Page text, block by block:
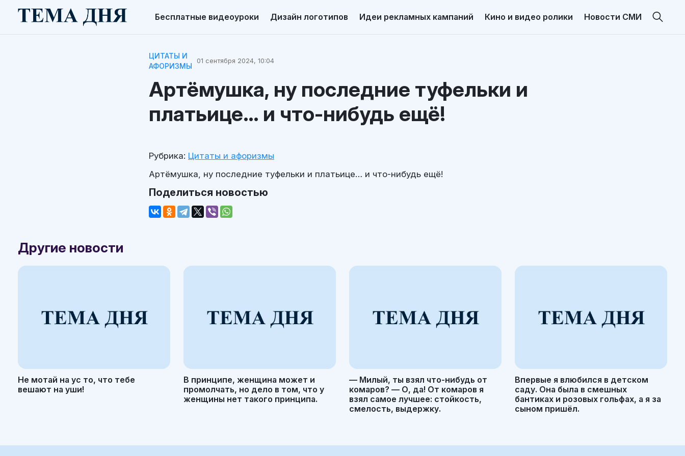
Бесплатные видеоуроки Дизайн логотипов Идеи рекламных кампаний Кино и видео ролики Новости СМИ
ЦИТАТЫ И
АФОРИЗМЫ
01 сентября 2024, 10:04
Артёмушка, ну последние туфельки и
платьице… и что-нибудь ещё!
Рубрика: Цитаты и афоризмы
Артёмушка, ну последние туфельки и платьице… и что-нибудь ещё!
Поделиться новостью
Другие новости
Не мотай на ус то, что тебе
вешают на уши!
В принципе, женщина может и
промолчать, но дело в том, что у
женщины нет такого принципа.
— Милый, ты взял что-нибудь от
комаров? — О, да! От комаров я
взял самое лучшее: стойкость,
смелость, выдержку.
Впервые я влюбился в детском
саду. Она была в смешных
бантиках и розовых гольфах, а я за
сыном пришёл.